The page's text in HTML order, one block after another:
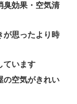
臭効果・空気清
が思ったより時
ています
の空気がきれい